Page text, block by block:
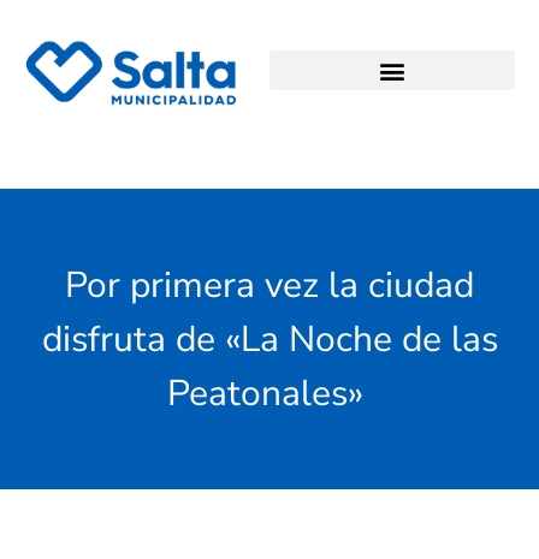
Por primera vez la ciudad
disfruta de «La Noche de las
Peatonales»